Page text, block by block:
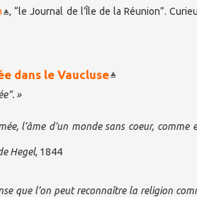
, “le Journal de l’Île de la Réunion”.
dans le Vaucluse
»
l’âme d’un monde sans coeur, comme
Hegel, 1844
que l’on peut reconnaître la religion